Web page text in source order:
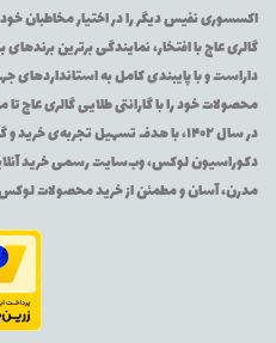
اکسسوری نفیس دیگر را در اختیار مخاطبان
گالری عاج با افتخار، نمایندگی برترین
داراست و با پایبندی کامل به استانداردهای
محصولات خود را با گارانتی طلایی گالری
در سال ۱۴۰۲، با هدف تسهیل تجربه‌ی
دکوراسیون لوکس، وب‌سایت رسمی خرید
مدرن، آسان و مطمئن از خرید محصولات